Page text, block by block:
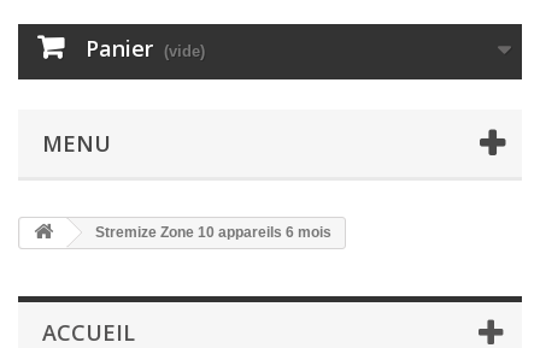
Panier (vide)
MENU
Stremize Zone 10 appareils 6 mois
ACCUEIL